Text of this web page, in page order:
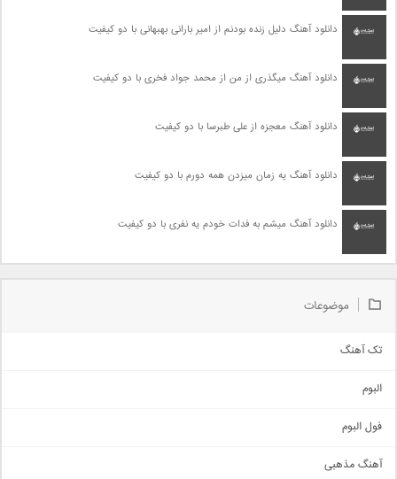
دانلود آهنگ دلیل زنده بودنم از امیر بارانی بهبهانی با دو کیفیت
دانلود آهنگ میگذری از من از محمد جواد فخری با دو کیفیت
دانلود آهنگ معجزه از علی طبرسا با دو کیفیت
دانلود آهنگ یه زمان میزدن همه دورم با دو کیفیت
دانلود آهنگ میشم به فدات خودم یه نفری با دو کیفیت
موضوعات
تک آهنگ
اجتماعی
حماسی
البوم
فول البوم
آهنگ مذهبی